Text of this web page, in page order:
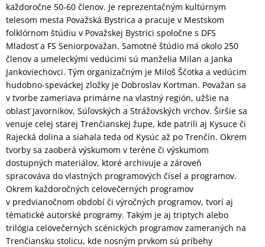
každoročne 50-60 členov. Je reprezentačným kultúrnym
telesom mesta Považská Bystrica a pracuje v Mestskom
folklórnom štúdiu v Považskej Bystrici spoločne s DFS
Mladosť a FS Seniorpovažan. Samotné štúdio má okolo 250
členov a umeleckými vedúcimi sú manželia Milan a Janka
Jankoviechovci. Tým organizačným je Miloš Ščotka a vedúcim
hudobno-speváckej zložky je Dobroslav Kortman. Považan sa
v tvorbe zameriava primárne na vlastný región, užšie na
oblasť Javorníkov, Súľovských a Strážovských vrchov. Širšie sa
venuje celej starej Trenčianskej župe, kde patrili aj Kysuce či
Rajecká dolina a siahala teda od Kysúc až po Trenčín. Okrem
tvorby sa zaoberá výskumom v teréne či výskumom
dostupných materiálov, ktoré archivuje a zároveň
spracováva do vlastných programových čísel a programov.
Okrem každoročných celovečerných programov
v predvianočnom období či výročných programov, tvorí aj
tématické autorské programy. Takým je aj triptych alebo
trilógia celovečerných scénických programov zameraných na
Trenčiansku stolicu, kde nosným prvkom sú príbehy